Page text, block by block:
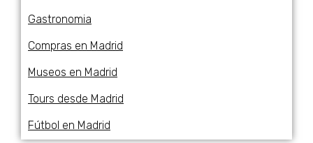
Gastronomia
Compras en Madrid
Museos en Madrid
Tours desde Madrid
Fútbol en Madrid